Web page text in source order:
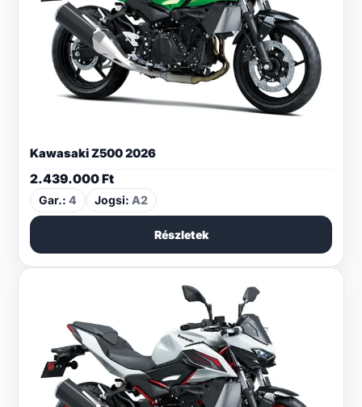
Kawasaki Z500 2026
2.439.000Ft
Gar.: 4 Jogsi: A2
Részletek